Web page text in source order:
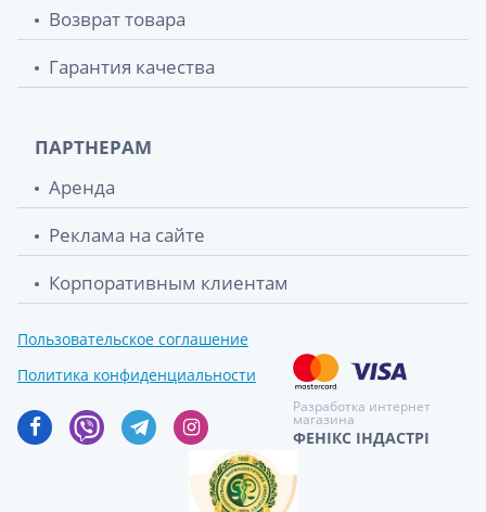
Возврат товара
Гарантия качества
ПАРТНЕРАМ
Аренда
Реклама на сайте
Корпоративным клиентам
Пользовательское соглашение
Политика конфиденциальности
Разработка интернет
магазина
ФЕНІКС ІНДАСТРІ